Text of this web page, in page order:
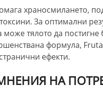
храносмилането,
За оптимални
може тялото да
формула,
ефекти.
МНЕНИЯ НА